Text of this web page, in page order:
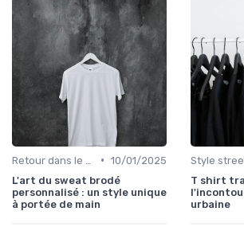
• 10/01/2025
L'art du sweat brodé
personnalisé : un style unique
à portée de main
Style
T shirt
urbaine